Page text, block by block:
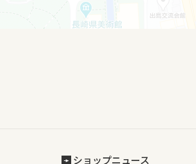
ショップニュース